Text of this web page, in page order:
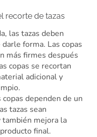
recorte de tazas
las tazas deben
forma. Las copas
más firmes después
copas se recortan
adicional y
dependen de un
tazas sean
también mejora la
final.